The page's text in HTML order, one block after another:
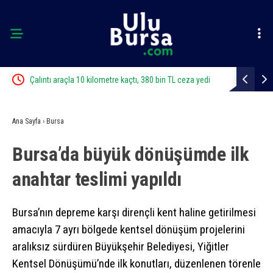
Çalıntı araçla 10 kilometre kaçtı, 380 bin TL ceza yedi Bursa’da
Ana Sayfa › Bursa
Bursa’da büyük dönüşümde ilk
anahtar teslimi yapıldı
Bursa’nın depreme karşı dirençli kent haline getirilmesi
amacıyla 7 ayrı bölgede kentsel dönüşüm projelerini
aralıksız sürdüren Büyükşehir Belediyesi, Yiğitler
Kentsel Dönüşümü’nde ilk konutları, düzenlenen törenle